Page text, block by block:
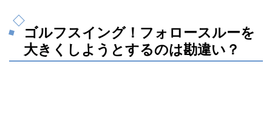
ゴルフスイング！フォロースルーを
大きくしようとするのは勘違い？